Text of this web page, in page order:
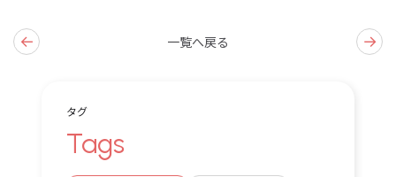
← 一覧へ戻る →
タグ
Tags